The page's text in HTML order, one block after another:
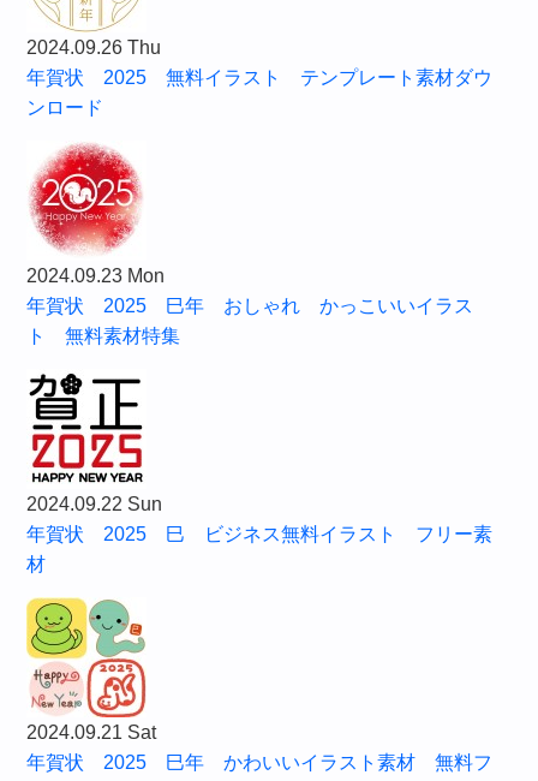
2024.09.26 Thu
年賀状 2025 無料イラスト テンプレート素材ダウ
ンロード
2024.09.23 Mon
年賀状 2025 巳年 おしゃれ かっこいいイラス
ト 無料素材特集
2024.09.22 Sun
年賀状 2025 巳 ビジネス無料イラスト フリー素
材
2024.09.21 Sat
年賀状 2025 巳年 かわいいイラスト素材 無料フ